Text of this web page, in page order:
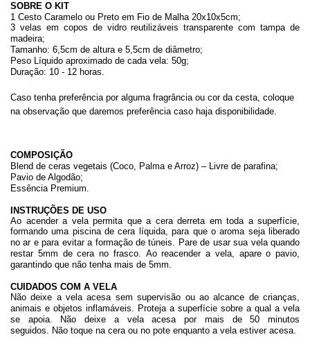
SOBRE O KIT
1 Cesto Caramelo ou Preto em Fio de Malha 20x10x5cm;
3 velas em copos de vidro reutilizáveis transparente com tampa de
madeira;
Tamanho: 6,5cm de altura e 5,5cm de diâmetro;
Peso Líquido aproximado de cada vela: 50g;
Duração: 10 - 12 horas.
Caso tenha preferência por alguma fragrância ou cor da cesta, coloque
na observação que daremos preferência caso haja disponibilidade.
COMPOSIÇÃO
Blend de ceras vegetais (Coco, Palma e Arroz) – Livre de parafina;
Pavio de Algodão;
Essência Premium.
INSTRUÇÕES DE USO
Ao acender a vela permita que a cera derreta em toda a superfície,
formando uma piscina de cera líquida, para que o aroma seja liberado
no ar e para evitar a formação de túneis. Pare de usar sua vela quando
restar 5mm de cera no frasco. Ao reacender a vela, apare o pavio,
garantindo que não tenha mais de 5mm.
CUIDADOS COM A VELA
Não deixe a vela acesa sem supervisão ou ao alcance de crianças,
animais e objetos inflamáveis. Proteja a superfície sobre a qual a vela
se apoia.
Não deixe a vela acesa por mais de 50 minutos
seguidos. Não toque na cera ou no pote enquanto a vela estiver acesa.